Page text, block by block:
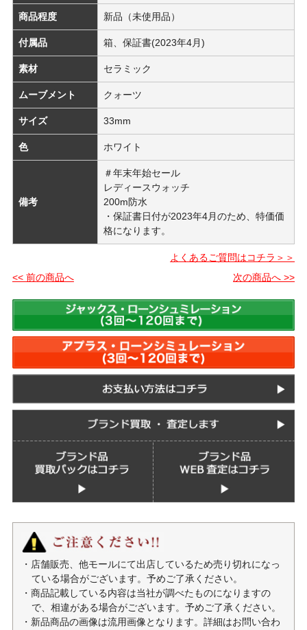
商品程度 新品（未使用品）
付属品 箱、保証書(2023年4月)
素材 セラミック
ムーブメント クォーツ
サイズ 33mm
色 ホワイト
備考
＃年末年始セール
レディースウォッチ
200m防水
・保証書日付が2023年4月のため、特価価
格になります。
よくあるご質問はコチラ＞＞
<< 前の商品へ
次の商品へ >>
・店舗販売、他モールにて出店しているため売り切れになっ
ている場合がございます。予めご了承ください。
・商品記載している内容は当社が調べたものになりますの
で、相違がある場合がございます。予めご了承ください。
・新品商品の画像は流用画像となります。詳細はお問い合わ